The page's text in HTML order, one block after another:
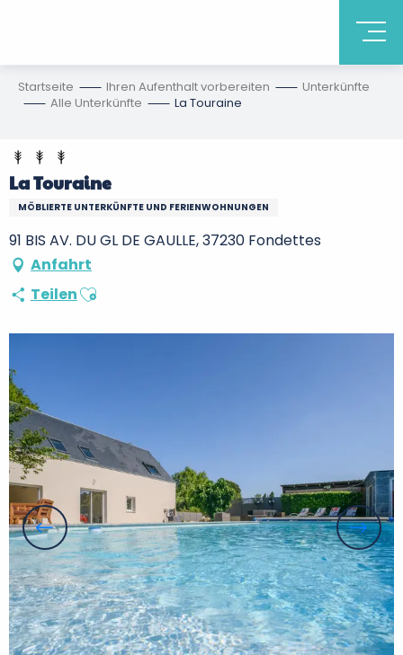
Startseite Ihren Aufenthalt vorbereiten
Unterkünfte
Alle Unterkünfte
La Touraine
La Touraine
MÖBLIERTE UNTERKÜNFTE UND FERIENWOHNUNGEN
91 BIS AV. DU GL DE GAULLE, 37230 Fondettes
Anfahrt
TeilenAjouter aux favoris